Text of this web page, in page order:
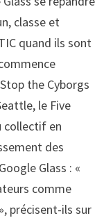
classe et
quand ils sont
the Cyborgs
le Five
collectif en
des
Glass : «
comme
précisent-ils sur